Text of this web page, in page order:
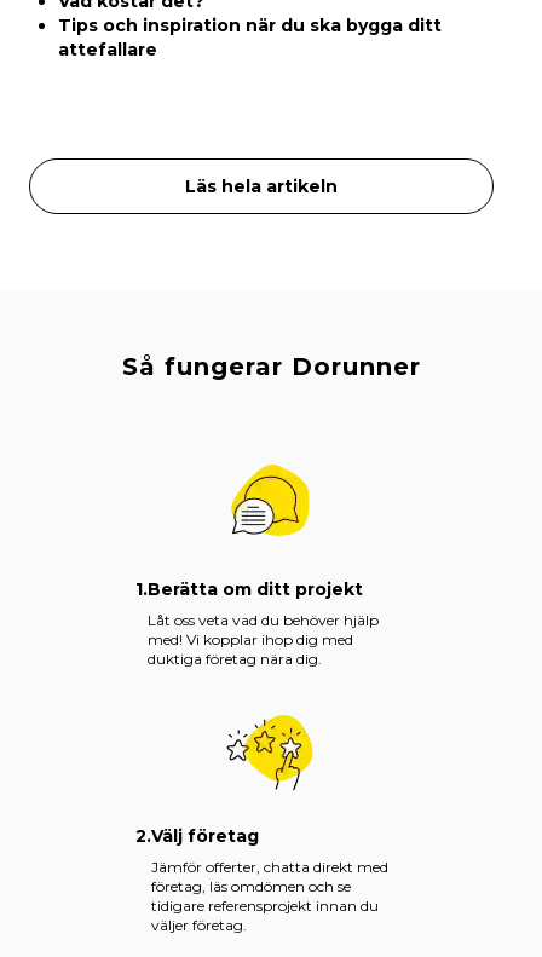
Tips och inspiration när du ska bygga ditt
attefallare
Läs hela artikeln
Så fungerar Dorunner
1.Berätta om ditt projekt
Låt oss veta vad du behöver hjälp
med! Vi kopplar ihop dig med
duktiga företag nära dig.
2.Välj företag
Jämför offerter, chatta direkt med
företag, läs omdömen och se
tidigare referensprojekt innan du
väljer företag.